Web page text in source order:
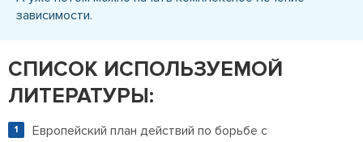
зависимости.
СПИСОК ИСПОЛЬЗУЕМОЙ
ЛИТЕРАТУРЫ:
Европейский план действий по борьбе с